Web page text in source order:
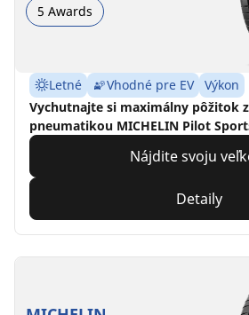
5 Awards
Letné Vhodné pre EV
Výkon
Vychutnajte si maximálny pôžitok
pneumatikou MICHELIN Pilot
Nájdite svoju
Detaily